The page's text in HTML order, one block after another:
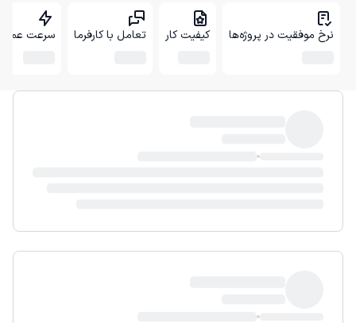
نرخ موفقیت در پروژه‌ها کیفیت کار تعامل با کارفرما سرعت عمل